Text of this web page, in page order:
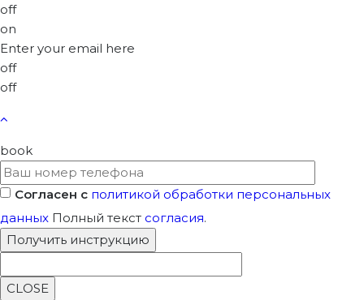
off
on
Enter your email here
off
off
book
Согласен с политикой обработки персональных
данных Полный текст согласия.
CLOSE